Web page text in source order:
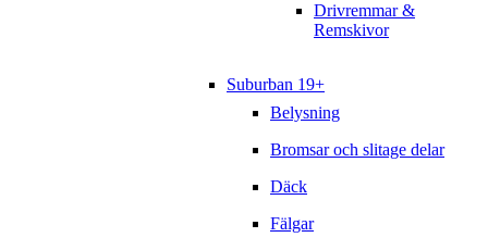
Drivremmar &
Remskivor
Suburban 19+
Belysning
Bromsar och slitage delar
Däck
Fälgar